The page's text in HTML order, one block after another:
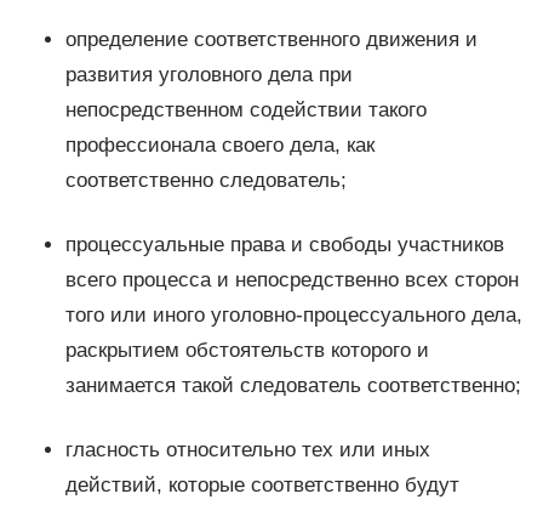
определение соответственного движения и
развития уголовного дела при
непосредственном содействии такого
профессионала своего дела, как
соответственно следователь;
процессуальные права и свободы участников
всего процесса и непосредственно всех сторон
того или иного уголовно-процессуального дела,
раскрытием обстоятельств которого и
занимается такой следователь соответственно;
гласность относительно тех или иных
действий, которые соответственно будут